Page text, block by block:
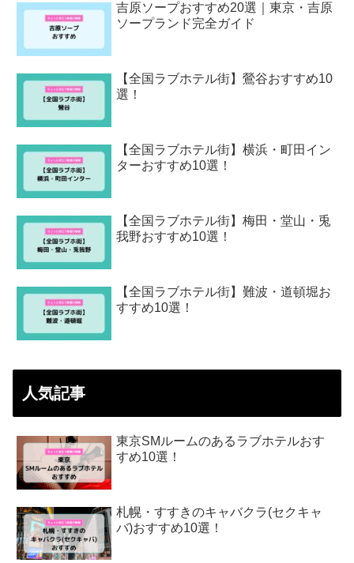
吉原ソープおすすめ20選｜東京・吉原
ソープランド完全ガイド
【全国ラブホテル街】鶯谷おすすめ10
選！
【全国ラブホテル街】横浜・町田イン
ターおすすめ10選！
【全国ラブホテル街】梅田・堂山・兎
我野おすすめ10選！
【全国ラブホテル街】難波・道頓堀お
すすめ10選！
人気記事
東京SMルームのあるラブホテルおす
すめ10選！
札幌・すすきのキャバクラ(セクキャ
バ)おすすめ10選！